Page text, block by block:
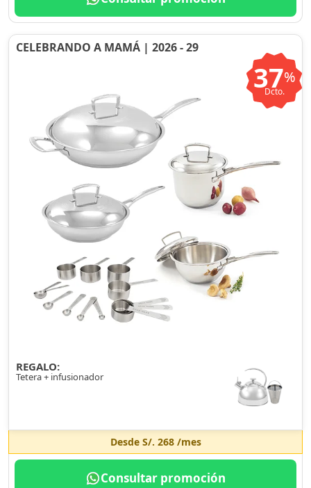
CELEBRANDO A MAMÁ | 2026 - 29
37%
Dcto.
REGALO:
Tetera + infusionador
Desde S/. 268/mes
Consultar promoción